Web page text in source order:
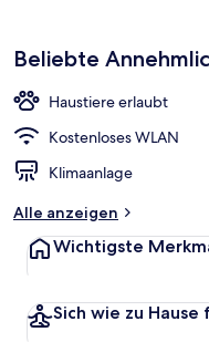
Beliebte
Haustiere erlaubt
Kostenloses WLAN
Klimaanlage
Alle anzeigen
Wichtigste
Sich wie zu Hause